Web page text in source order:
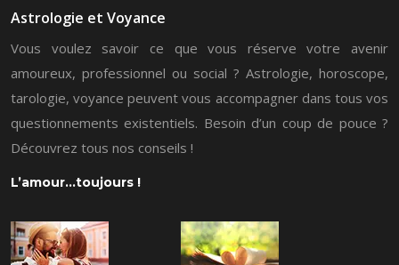
Astrologie et Voyance
Vous voulez savoir ce que vous réserve votre avenir
amoureux, professionnel ou social ? Astrologie, horoscope,
tarologie, voyance peuvent vous accompagner dans tous vos
questionnements existentiels. Besoin d’un coup de pouce ?
Découvrez tous nos conseils !
L’amour…toujours !